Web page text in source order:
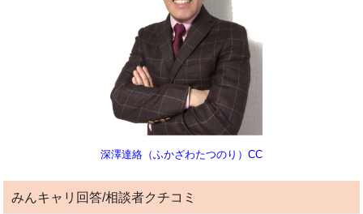
深澤達絡（ふかざわたつのり）CC
みんキャリ回答/相談者クチコミ